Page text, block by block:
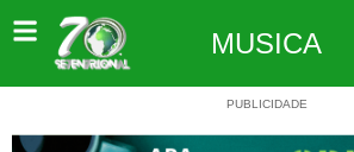
MUSICA
PUBLICIDADE